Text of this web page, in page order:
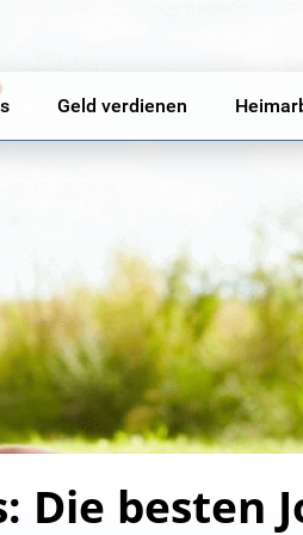
Geld verdienen
Die besten